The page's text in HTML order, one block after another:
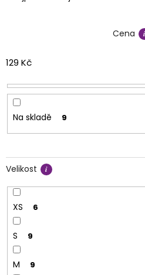
o
u
Cena
129 Kč
Na skladě 9
Velikost
XS 6
S 9
M 9